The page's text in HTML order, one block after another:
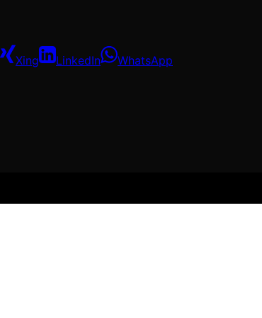
Xing LinkedIn WhatsApp